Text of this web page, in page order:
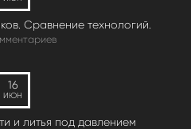
Сравнение технологий.
16
ИЮН
и литья под давлением